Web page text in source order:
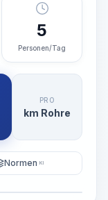
5
Personen/Tag
PRO
km Rohre
Normen KI